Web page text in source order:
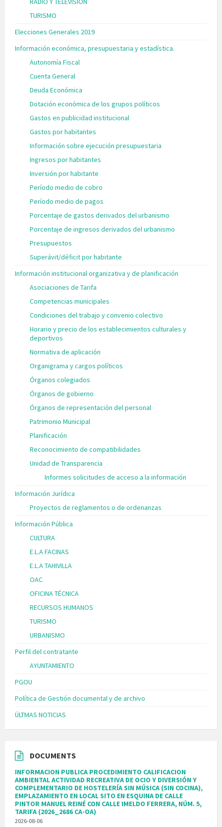
TURISMO
Elecciones Generales 2019
Información económica, presupuestaria y estadística.
Autonomía Fiscal
Cuenta General
Deuda Económica
Dotación económica de los grupos políticos
Gastos en publicidad institucional
Gastos por habitantes
Información sobre ejecución presupuestaria
Ingresos por habitantes
Inversión por habitante
Período medio de cobro
Período medio de pagos
Porcentaje de gastos derivados del urbanismo
Porcentaje de ingresos derivados del urbanismo
Presupuestos
Superávit/déficit por habitante
Información institucional organizativa y de planificación
Asociaciones de Tarifa
Competencias municipales
Condiciones del trabajo y convenio colectivo
Horario y precio de los establecimientos culturales y
deportivos
Normativa de aplicación
Organigrama y cargos políticos
Órganos colegiados
Órganos de gobierno
Órganos de representación del personal
Patrimonio Municipal
Planificación
Reconocimiento de compatibilidades
Unidad de Transparencia
Informes solicitudes de acceso a la información
Información Jurídica
Proyectos de reglamentos o de ordenanzas
Información Pública
CULTURA
E.L.A FACINAS
E.L.A TAHIVILLA
OAC
OFICINA TÉCNICA
RECURSOS HUMANOS
TURISMO
URBANISMO
Perfil del contratante
AYUNTAMIENTO
PGOU
Política de Gestión documental y de archivo
ÚLTMAS NOTICIAS
DOCUMENTS
INFORMACION PUBLICA PROCEDIMIENTO CALIFICACION
AMBIENTAL ACTIVIDAD RECREATIVA DE OCIO Y DIVERSIÓN Y
COMPLEMENTARIO DE HOSTELERÍA SIN MÚSICA (SIN COCINA),
EMPLAZAMIENTO EN LOCAL SITO EN ESQUINA DE CALLE
PINTOR MANUEL REINÉ CON CALLE IMELDO FERRERA, NÚM. 5,
TARIFA (2026_2686 CA-OA)
2026-08-06